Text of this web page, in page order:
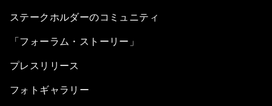
ステークホルダーのコミュニティ
「フォーラム・ストーリー」
プレスリリース
フォトギャラリー